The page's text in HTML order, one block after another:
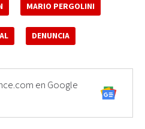
MARIO PERGOLINI
DENUNCIA
en Google